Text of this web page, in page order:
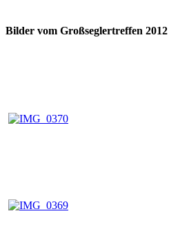
Bilder vom Großseglertreffen